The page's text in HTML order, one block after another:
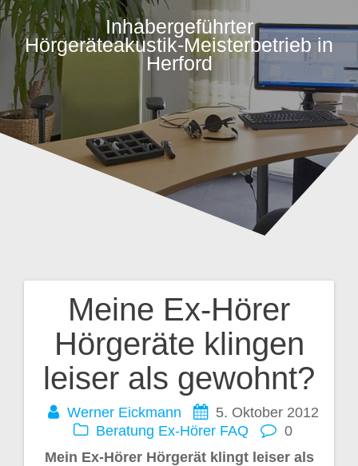
Inhabergeführter
Hörgeräteakustik-Meisterbetrieb in
Herford
Meine Ex-Hörer
Hörgeräte klingen
leiser als gewohnt?
Werner Eickmann
5. Oktober 2012
Beratung Ex-Hörer FAQ
0
Mein Ex-Hörer Hörgerät klingt leiser als
Beitragsnavigation